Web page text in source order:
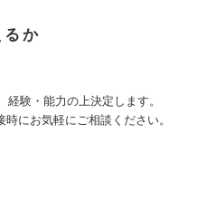
か
験・能⼒の上決定します。
にお気軽にご相談ください。